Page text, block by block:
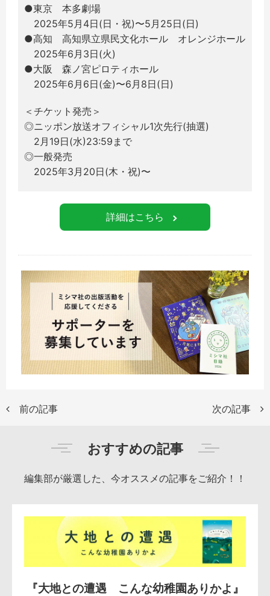
●東京 本多劇場
2025年5月4日(日・祝)〜5月25日(日)
●高知 高知県立県民文化ホール オレンジホール
2025年6月3日(火)
●大阪 森ノ宮ピロティホール
2025年6月6日(金)〜6月8日(日)
＜チケット発売＞
◎ニッポン放送オフィシャル1次先行(抽選)
2月19日(水)23:59まで
◎一般発売
2025年3月20日(木・祝)〜
詳細はこちら
前の記事 次の記事
おすすめの記事
編集部が厳選した、今オススメの記事をご紹介！！
『大地との遭遇 こんな幼稚園ありかよ』